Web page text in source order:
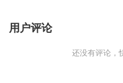
用户评论
还没有评论，